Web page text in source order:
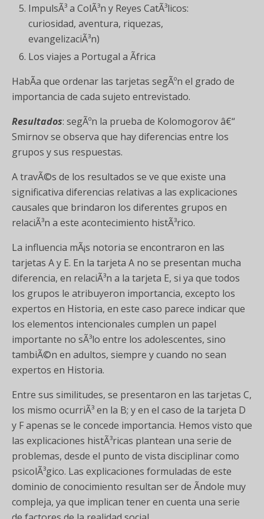
ImpulsÃ³ a ColÃ³n y Reyes CatÃ³licos:
curiosidad, aventura, riquezas,
evangelizaciÃ³n)
Los viajes a Portugal a Ãfrica
HabÃ­a que ordenar las tarjetas segÃºn el grado de
importancia de cada sujeto entrevistado.
Resultados: segÃºn la prueba de Kolomogorov â€“
Smirnov se observa que hay diferencias entre los
grupos y sus respuestas.
A travÃ©s de los resultados se ve que existe una
significativa diferencias relativas a las explicaciones
causales que brindaron los diferentes grupos en
relaciÃ³n a este acontecimiento histÃ³rico.
La influencia mÃ¡s notoria se encontraron en las
tarjetas A y E. En la tarjeta A no se presentan mucha
diferencia, en relaciÃ³n a la tarjeta E, si ya que todos
los grupos le atribuyeron importancia, excepto los
expertos en Historia, en este caso parece indicar que
los elementos intencionales cumplen un papel
importante no sÃ³lo entre los adolescentes, sino
tambiÃ©n en adultos, siempre y cuando no sean
expertos en Historia.
Entre sus similitudes, se presentaron en las tarjetas C,
los mismo ocurriÃ³ en la B; y en el caso de la tarjeta D
y F apenas se le concede importancia. Hemos visto que
las explicaciones histÃ³ricas plantean una serie de
problemas, desde el punto de vista disciplinar como
psicolÃ³gico. Las explicaciones formuladas de este
dominio de conocimiento resultan ser de Ã­ndole muy
compleja, ya que implican tener en cuenta una serie